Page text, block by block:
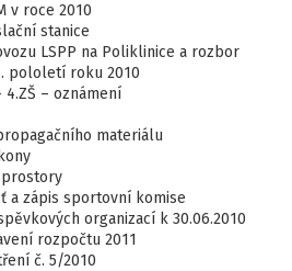
v roce 2010
stanice
LSPP na Poliklinice a rozbor
pololetí roku 2010
– oznámení
materiálu
prostory
a zápis sportovní komise
organizací k 30.06.2010
rozpočtu 2011
č. 5/2010